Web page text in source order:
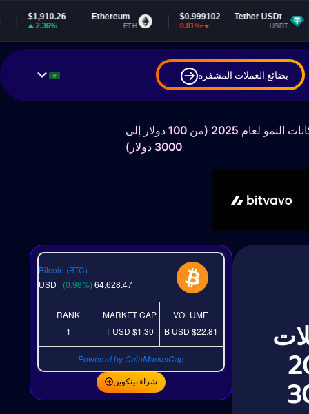
$64,628.47
0.97%
Tether USDt
$0.999102
USDT
-0.01%
Ethereum
ETH
بضائع العملات المشفرة
العملات المشفرة التالية تنفجر مع انتشار حصة البيتكوين – أفضل 7 عملات لإمكانات النمو لعام 2025 (من 100 دولار إلى
3000 دولار)
7 عملات
2025
3000
Bitcoin (BTC)
64,628.47
USD (0.98%)
RANK
1
MARKET CAP
$1.30 T
USD
VOLUME
$22.81 B
USD
Powered by CoinMarketCap
شراء بيتكوين